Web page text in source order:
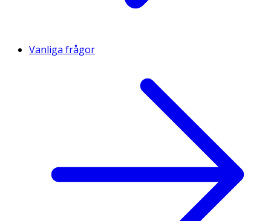
Vanliga frågor